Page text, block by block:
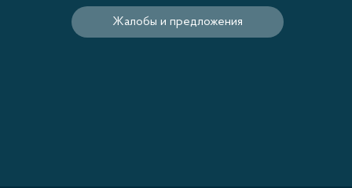
Жалобы и предложения